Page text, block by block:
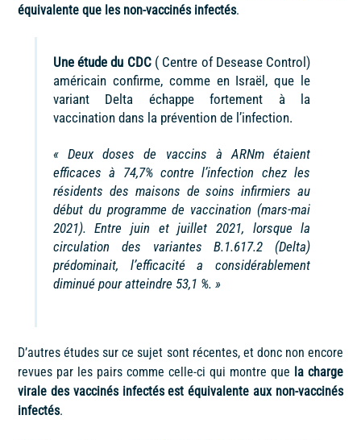
équivalente que les non-vaccinés infectés.
Une étude du CDC( Centre of Desease Control)
américain confirme, comme en Israël, que le
variant Delta échappe fortement à la
vaccination dans la prévention de l’infection.
« Deux doses de vaccins à ARNm étaient
efficaces à 74,7% contre l’infection chez les
résidents des maisons de soins infirmiers au
début du programme de vaccination (mars-mai
2021). Entre juin et juillet 2021, lorsque la
circulation des variantes B.1.617.2 (Delta)
prédominait, l’efficacité a considérablement
diminué pour atteindre 53,1 %. »
D’autres études sur ce sujet sont récentes, et donc non encore
revues par les pairs comme celle-ci qui montre que la charge
virale des vaccinés infectés est équivalente aux non-vaccinés
infectés.